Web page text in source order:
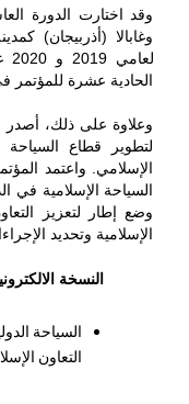
وقد اختارت الدورة
وغابالا (أذربيجان)
الحادية عشرة للمؤتمر في
وعلاوة على ذلك، أصدر
لتطوير قطاع السياحة
الإسلامي. واعتمد
السياحة الإسلامية في
وضع إطار لتعزيز
الإسلامية وتحديد
النسخة
السياحة
التعاون